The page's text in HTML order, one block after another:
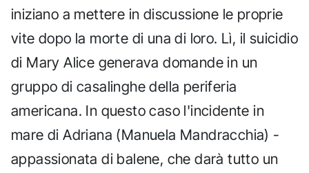
iniziano a mettere in discussione le proprie
vite dopo la morte di una di loro. Lì, il suicidio
di Mary Alice generava domande in un
gruppo di casalinghe della periferia
americana. In questo caso l'incidente in
mare di Adriana (Manuela Mandracchia) -
appassionata di balene, che darà tutto un